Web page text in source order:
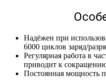
Надёжен при
6000 циклов заряд/
Регулярная работа в
приводит к
Постоянная мощность